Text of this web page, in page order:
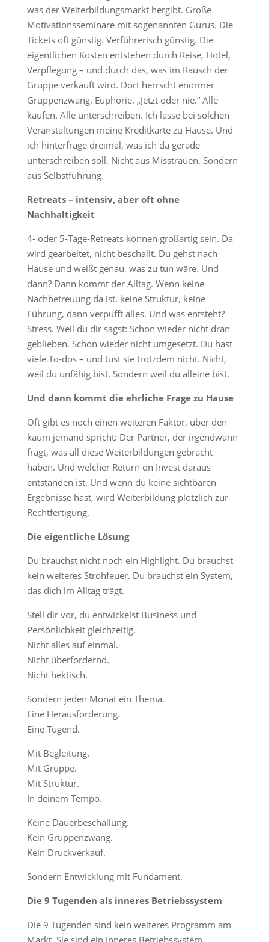
was der Weiterbildungsmarkt hergibt. Große
Motivationsseminare mit sogenannten Gurus. Die
Tickets oft günstig. Verführerisch günstig. Die
eigentlichen Kosten entstehen durch Reise, Hotel,
Verpflegung – und durch das, was im Rausch der
Gruppe verkauft wird. Dort herrscht enormer
Gruppenzwang. Euphorie. „Jetzt oder nie.“ Alle
kaufen. Alle unterschreiben. Ich lasse bei solchen
Veranstaltungen meine Kreditkarte zu Hause. Und
ich hinterfrage dreimal, was ich da gerade
unterschreiben soll. Nicht aus Misstrauen. Sondern
aus Selbstführung.
Retreats – intensiv, aber oft ohne
Nachhaltigkeit
4- oder 5-Tage-Retreats können großartig sein. Da
wird gearbeitet, nicht beschallt. Du gehst nach
Hause und weißt genau, was zu tun wäre. Und
dann? Dann kommt der Alltag. Wenn keine
Nachbetreuung da ist, keine Struktur, keine
Führung, dann verpufft alles. Und was entsteht?
Stress. Weil du dir sagst: Schon wieder nicht dran
geblieben. Schon wieder nicht umgesetzt. Du hast
viele To-dos – und tust sie trotzdem nicht. Nicht,
weil du unfähig bist. Sondern weil du alleine bist.
Und dann kommt die ehrliche Frage zu Hause
Oft gibt es noch einen weiteren Faktor, über den
kaum jemand spricht: Der Partner, der irgendwann
fragt, was all diese Weiterbildungen gebracht
haben. Und welcher Return on Invest daraus
entstanden ist. Und wenn du keine sichtbaren
Ergebnisse hast, wird Weiterbildung plötzlich zur
Rechtfertigung.
Die eigentliche Lösung
Du brauchst nicht noch ein Highlight. Du brauchst
kein weiteres Strohfeuer. Du brauchst ein System,
das dich im Alltag trägt.
Stell dir vor, du entwickelst Business und
Persönlichkeit gleichzeitig.
Nicht alles auf einmal.
Nicht überfordernd.
Nicht hektisch.
Sondern jeden Monat ein Thema.
Eine Herausforderung.
Eine Tugend.
Mit Begleitung.
Mit Gruppe.
Mit Struktur.
In deinem Tempo.
Keine Dauerbeschallung.
Kein Gruppenzwang.
Kein Druckverkauf.
Sondern Entwicklung mit Fundament.
Die 9 Tugenden als inneres Betriebssystem
Die 9 Tugenden sind kein weiteres Programm am
Markt. Sie sind ein inneres Betriebssystem.